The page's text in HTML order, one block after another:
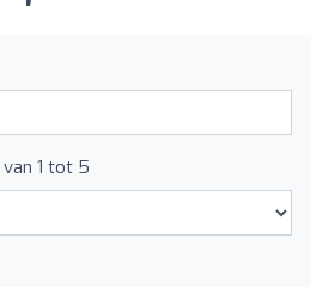
1 tot 5